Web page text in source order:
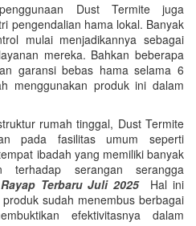
Dust Termite juga
pengendalian hama lokal. Banyak
mulai menjadikannya sebagai
mereka. Bahkan beberapa
garansi bebas hama selama 6
menggunakan produk ini dalam
rumah tinggal, Dust Termite
pada fasilitas umum seperti
ibadah yang memiliki banyak
serangan serangga
Terbaru Juli 2025Hal ini
sudah menembus berbagai
efektivitasnya dalam